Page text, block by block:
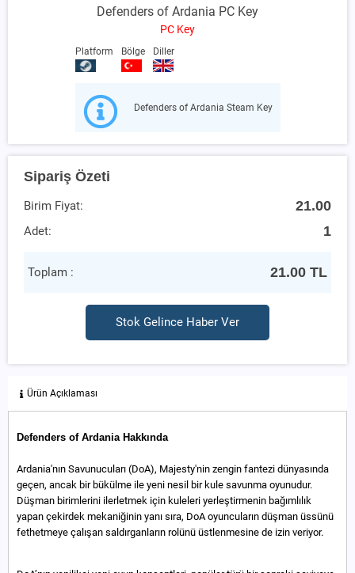
Defenders of Ardania PC Key
PC Key
Platform Bölge Diller
Defenders of Ardania Steam Key
Sipariş Özeti
Birim Fiyat: 21.00
Adet: 1
Toplam : 21.00 TL
Stok Gelince Haber Ver
Ürün Açıklaması
Defenders of Ardania Hakkında
Ardania'nın Savunucuları (DoA), Majesty'nin zengin fantezi dünyasında
geçen, ancak bir bükülme ile yeni nesil bir kule savunma oyunudur.
Düşman birimlerini ilerletmek için kuleleri yerleştirmenin bağımlılık
yapan çekirdek mekaniğinin yanı sıra, DoA oyuncuların düşman üssünü
fethetmeye çalışan saldırganların rolünü üstlenmesine de izin veriyor.